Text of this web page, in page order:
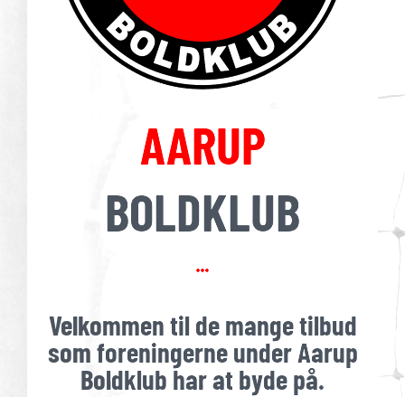
AARUP
BOLDKLUB
Velkommen til de mange tilbud
som foreningerne under Aarup
Boldklub har at byde på.